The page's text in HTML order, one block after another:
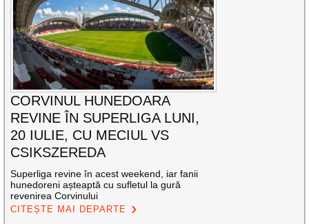
CORVINUL HUNEDOARA
REVINE ÎN SUPERLIGA LUNI,
20 IULIE, CU MECIUL VS
CSIKSZEREDA
Superliga revine în acest weekend, iar fanii
hunedoreni așteaptă cu sufletul la gură
revenirea Corvinului
CITEȘTE MAI DEPARTE